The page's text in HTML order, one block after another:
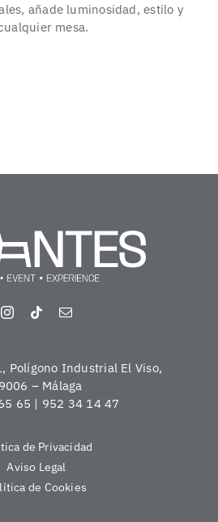
añade luminosidad, estilo y
mesa.
Polígono Industrial El Viso,
– Málaga
65 | 952 34 14 47
de Privacidad
Aviso Legal
de Cookies